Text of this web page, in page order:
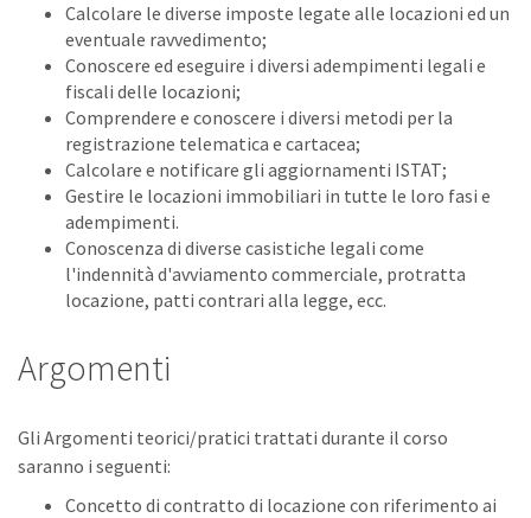
Calcolare le diverse imposte legate alle locazioni ed un
eventuale ravvedimento;
Conoscere ed eseguire i diversi adempimenti legali e
fiscali delle locazioni;
Comprendere e conoscere i diversi metodi per la
registrazione telematica e cartacea;
Calcolare e notificare gli aggiornamenti ISTAT;
Gestire le locazioni immobiliari in tutte le loro fasi e
adempimenti.
Conoscenza di diverse casistiche legali come
l'indennità d'avviamento commerciale, protratta
locazione, patti contrari alla legge, ecc.
Argomenti
Gli Argomenti teorici/pratici trattati durante il corso
saranno i seguenti:
Concetto di contratto di locazione con riferimento ai